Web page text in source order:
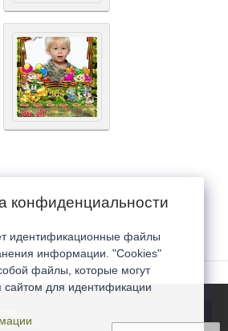
конфиденциальности
идентификационные файлы
информации. "Cookies"
файлы, которые могут
сайтом для идентификации